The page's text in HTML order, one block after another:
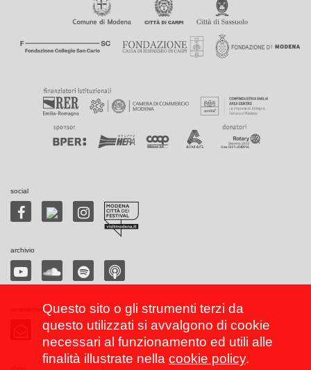
social
archivio
Questo sito o gli strumenti terzi da
questo utilizzati si avvalgono di cookie
necessari al funzionamento ed utili alle
finalità illustrate nella cookie policy.